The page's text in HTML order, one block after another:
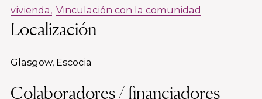
vivienda Vinculación con la comunidad
Localización
Glasgow, Escocia
Colaboradores / financiadores